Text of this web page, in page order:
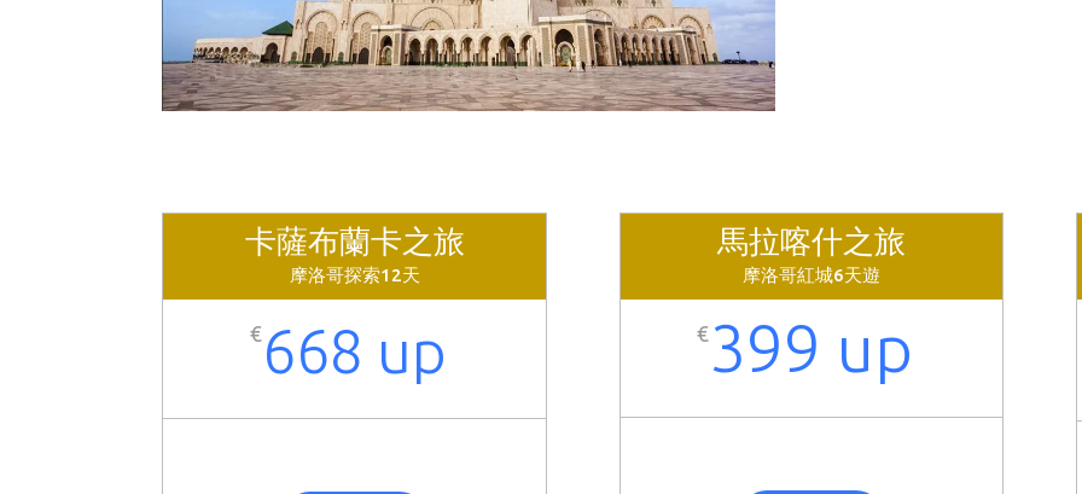
卡薩布蘭卡之旅
摩洛哥探索12天
€ 668 up
馬拉喀什之旅
摩洛哥紅城6天遊
€ 399 up